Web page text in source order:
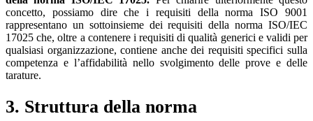
concetto, possiamo dire che i requisiti della norma ISO 9001
rappresentano un sottoinsieme dei requisiti della norma ISO/IEC
17025 che, oltre a contenere i requisiti di qualità generici e validi per
qualsiasi organizzazione, contiene anche dei requisiti specifici sulla
competenza e l’affidabilità nello svolgimento delle prove e delle
tarature.
3. Struttura della norma